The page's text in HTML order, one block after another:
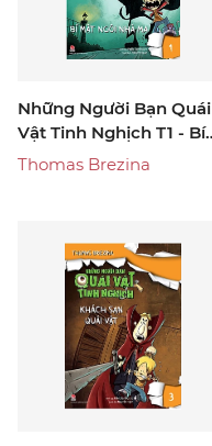
Những Người Bạn Quái
Vật Tinh Nghịch T1 - Bí
Mật Ngôi Nhà Ma
Thomas Brezina